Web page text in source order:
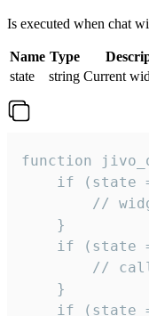
Is executed when chat
Name Type
state
string Current
function
if (state
//
    }
if (state
//
    }
if (state